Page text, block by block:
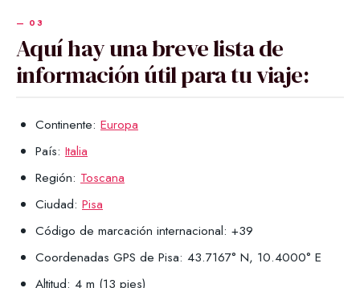
Aquí hay una breve lista de
información útil para tu viaje:
Continente: Europa
País: Italia
Región: Toscana
Ciudad: Pisa
Código de marcación internacional: +39
Coordenadas GPS de Pisa: 43.7167° N, 10.4000° E
Altitud: 4 m (13 pies)